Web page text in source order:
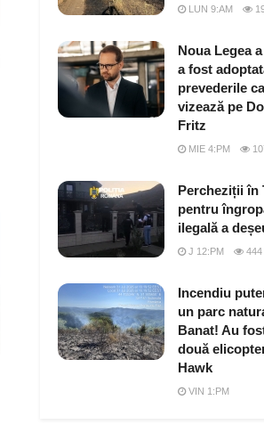
LUN 9:AM
Noua Legea
a fost
prevederile
vizează pe
Fritz
MIE 4:PM
Percheziții în
pentru
ilegală a
J 12:PM 444
Incendiu
un parc
Banat! Au
două
Hawk
VIN 1:PM